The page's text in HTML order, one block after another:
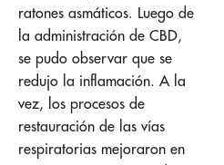
ratones asmáticos. Luego de
la administración de CBD,
se pudo observar que se
redujo la inflamación. A la
vez, los procesos de
restauración de las vías
respiratorias mejoraron en